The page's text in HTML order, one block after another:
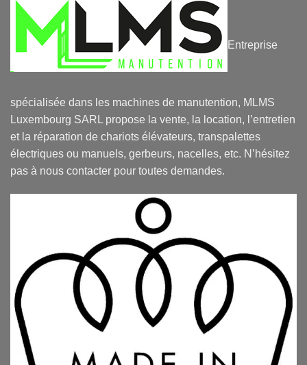
Entreprise
spécialisée dans les machines de manutention, MLMS
Luxembourg SARL propose la vente, la location, l’entretien
et la réparation de chariots élévateurs, transpalettes
électriques ou manuels, gerbeurs, nacelles, etc. N’hésitez
pas à nous contacter pour toutes demandes.